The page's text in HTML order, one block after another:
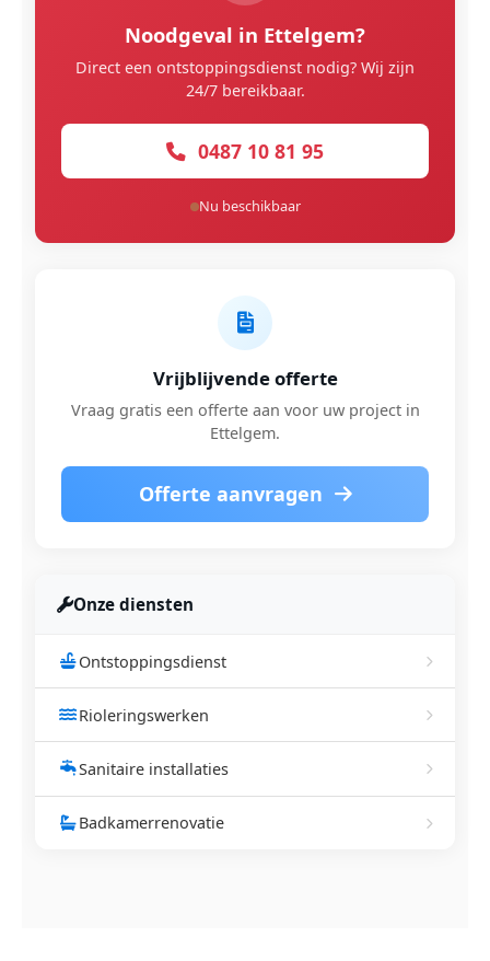
Noodgeval in Ettelgem?
Direct een ontstoppingsdienst nodig? Wij zijn
24/7 bereikbaar.
0487 10 81 95
Nu beschikbaar
Vrijblijvende offerte
Vraag gratis een offerte aan voor uw project in
Ettelgem.
Offerte aanvragen
Onze diensten
Ontstoppingsdienst
Rioleringswerken
Sanitaire installaties
Badkamerrenovatie